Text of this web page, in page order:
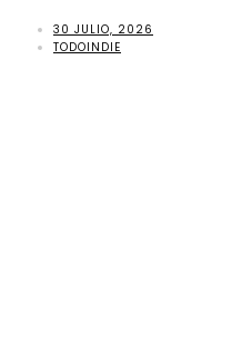
30 JULIO, 2026
TODOINDIE